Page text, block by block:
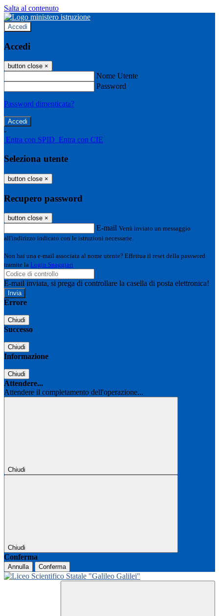
Salta al contenuto
Accedi
Accedi
button close ×
Nome Utente
Password
Password dimenticata?
-
Entra con SPID Entra con CIE
Seleziona utente
button close ×
Recupero password
button close ×
E-mail Verrà inviato un messaggio
all'indirizzo indicato con le istruzioni necessarie.
Non hai una e-mail associata al nome utente? Effettua il reset della password
tramite la Login Spaggiari
E-mail inviata, si prega di controllare la casella di posta elettronica!
Errore
Chiudi
Successo
Chiudi
Informazione
Chiudi
Attendere...
Attendere il completamento dell'operazione...
Chiudi
Chiudi
Conferma
Annulla Conferma